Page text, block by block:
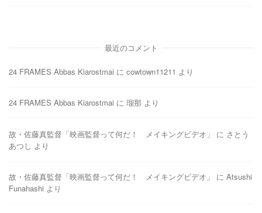
最近のコメント
24 FRAMES Abbas Kiarostmai に cowtown11211 より
24 FRAMES Abbas Kiarostmai に 瑠那 より
故・佐藤真監督「映画監督って何だ！ メイキングビデオ」 に さとう
あつし より
故・佐藤真監督「映画監督って何だ！ メイキングビデオ」 に Atsushi
Funahashi より